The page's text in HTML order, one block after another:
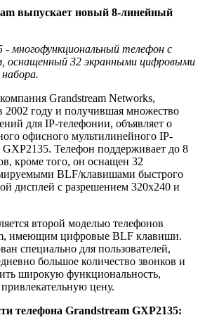
выпускает новый 8-линейный
- многофункциональный телефон с
оснащенный 32 экранными цифровыми
Grandstream Networks,
году и получившая множество
для IP-телефонии, объявляет о
офисного мультилинейного IP-
GXP2135. Телефон поддерживает до 8
кроме того, он оснащен 32
BLF/клавишами быстрого
дисплей с разрешением 320x240 и
второй моделью телефонов
имеющим цифровые BLF клавиши.
специально для пользователей,
большое количество звонков и
широкую функциональность,
цену.
телефона Grandstream GXP2135: